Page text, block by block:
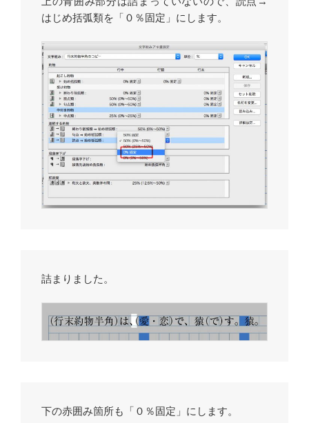
はじめ括弧類を「０％固定」にします。
詰まりました。
下の赤囲み箇所も「０％固定」にします。